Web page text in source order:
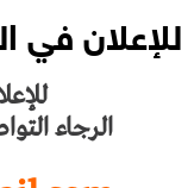
للإعلان في
الرجاء